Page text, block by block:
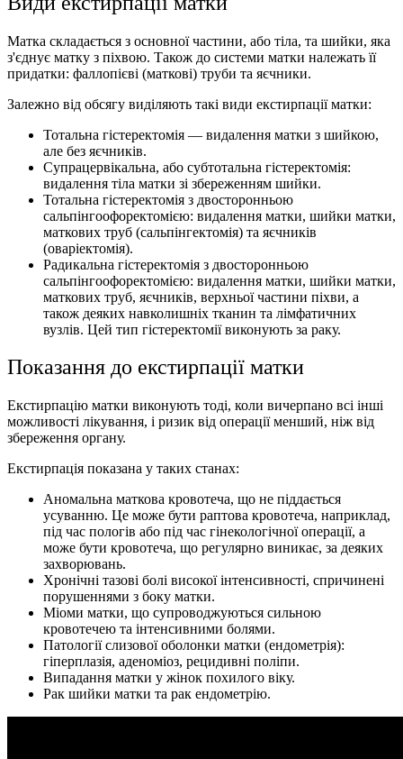
Матка складається з основної частини, або тіла, та шийки, яка
з'єднує матку з піхвою. Також до системи матки належать її
придатки: фаллопієві (маткові) труби та яєчники.
Залежно від обсягу виділяють такі види екстирпації матки:
Тотальна гістеректомія — видалення матки з шийкою,
але без яєчників.
Супрацервікальна, або субтотальна гістеректомія:
видалення тіла матки зі збереженням шийки.
Тотальна гістеректомія з двосторонньою
сальпінгоофоректомією: видалення матки, шийки матки,
маткових труб (сальпінгектомія) та яєчників
(оваріектомія).
Радикальна гістеректомія з двосторонньою
сальпінгоофоректомією: видалення матки, шийки матки,
маткових труб, яєчників, верхньої частини піхви, а
також деяких навколишніх тканин та лімфатичних
вузлів. Цей тип гістеректомії виконують за раку.
Показання до екстирпації матки
Екстирпацію матки виконують тоді, коли вичерпано всі інші
можливості лікування, і ризик від операції менший, ніж від
збереження органу.
Екстирпація показана у таких станах:
Аномальна маткова кровотеча, що не піддається
усуванню. Це може бути раптова кровотеча, наприклад,
під час пологів або під час гінекологічної операції, а
може бути кровотеча, що регулярно виникає, за деяких
захворювань.
Хронічні тазові болі високої інтенсивності, спричинені
порушеннями з боку матки.
Міоми матки, що супроводжуються сильною
кровотечею та інтенсивними болями.
Патології слизової оболонки матки (ендометрія):
гіперплазія, аденоміоз, рецидивні поліпи.
Випадання матки у жінок похилого віку.
Рак шийки матки та рак ендометрію.